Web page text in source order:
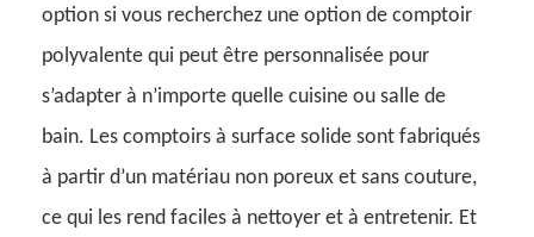
option si vous recherchez une option de comptoir
polyvalente qui peut être personnalisée pour
s’adapter à n’importe quelle cuisine ou salle de
bain. Les comptoirs à surface solide sont fabriqués
à partir d’un matériau non poreux et sans couture,
ce qui les rend faciles à nettoyer et à entretenir. Et